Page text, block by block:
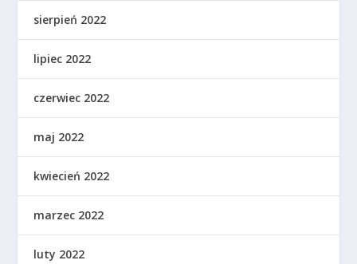
sierpień 2022
lipiec 2022
czerwiec 2022
maj 2022
kwiecień 2022
marzec 2022
luty 2022